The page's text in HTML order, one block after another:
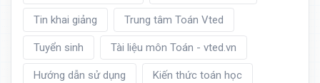
Tin khai giảng Trung tâm Toán Vted
Tuyển sinh Tài liệu môn Toán - vted.vn
Hướng dẫn sử dụng Kiến thức toán học